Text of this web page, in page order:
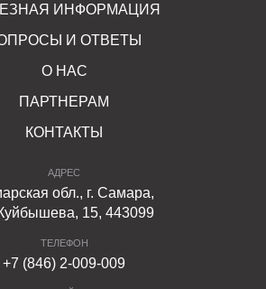
ИНФОРМАЦИЯ
И ОТВЕТЫ
О НАС
ПАРТНЕРАМ
КОНТАКТЫ
АДРЕС
обл., г. Самара,
15, 443099
ТЕЛЕФОН
+7 (846) 2-009-009